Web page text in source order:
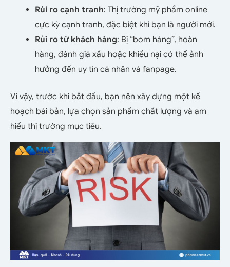
Rủi ro cạnh tranh: Thị trường mỹ phẩm online
cực kỳ cạnh tranh, đặc biệt khi bạn là người mới.
Rủi ro từ khách hàng: Bị “bom hàng”, hoàn
hàng, đánh giá xấu hoặc khiếu nại có thể ảnh
hưởng đến uy tín cá nhân và fanpage.
Vì vậy, trước khi bắt đầu, bạn nên xây dựng một kế
hoạch bài bản, lựa chọn sản phẩm chất lượng và am
hiểu thị trường mục tiêu.